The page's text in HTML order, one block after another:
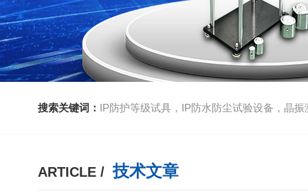
搜索关键词： IP防护等级试具，IP防水防尘试验设备，晶振
ARTICLE / 技术文章